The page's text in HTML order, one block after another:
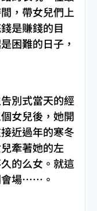
，帶女兒們上
是賺錢的目
困難的日子，
別式當天的經
女兒後，她開
近過年的寒冬
牽著她的左
的么女。就這
會場……。